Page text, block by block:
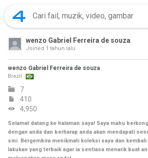
wenzo Gabriel Ferreira de souza
Joined 1 tahun lalu
wenzo Gabriel Ferreira de souza
Brazil
7
410
4,950
Selamat datang ke halaman saya! Saya mahu
dengan anda dan berharap anda akan mendapati
sini. Bergembira menikmati koleksi saya dan kembali
lakukan yang terbaik agar ia sentiasa menarik buat